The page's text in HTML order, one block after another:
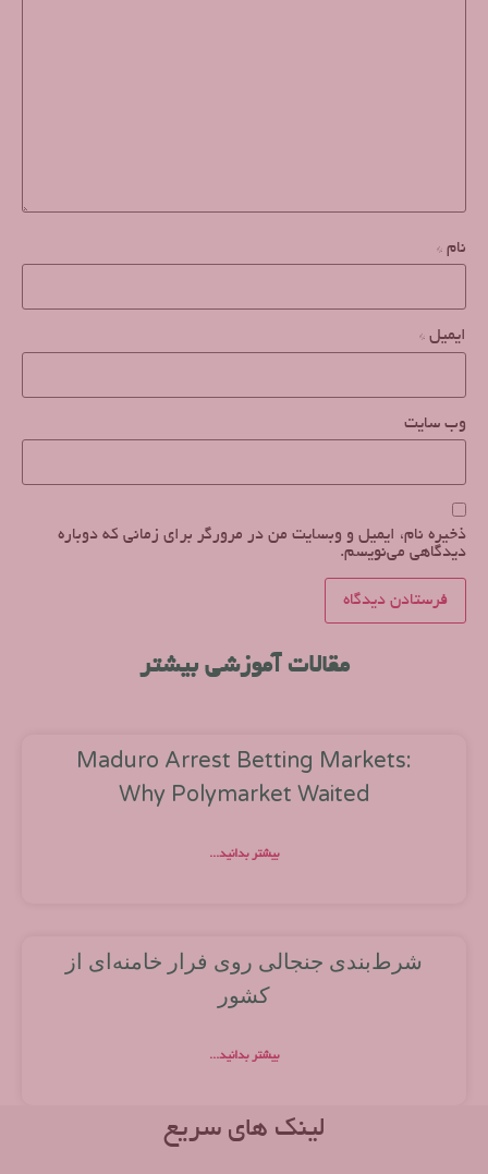
نام *
ایمیل *
وب‌ سایت
ذخیره نام، ایمیل و وبسایت من در مرورگر برای زمانی که دوباره
دیدگاهی می‌نویسم.
مقالات آموزشی بیشتر
Maduro Arrest Betting Markets:
Why Polymarket Waited
بیشتر بدانید...
شرط‌بندی جنجالی روی فرار خامنه‌ای از
کشور
بیشتر بدانید...
لینک های سریع